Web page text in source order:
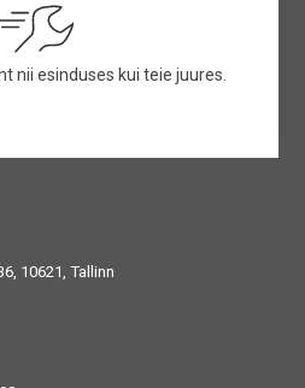
nii esinduses kui teie juures.
10621, Tallinn